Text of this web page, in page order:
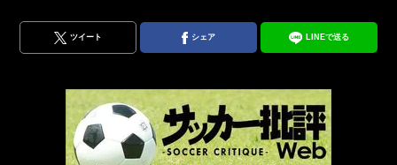
ツイート シェア LINEで送る